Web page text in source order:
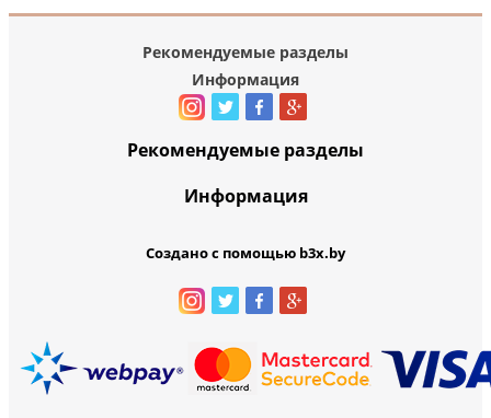
Рекомендуемые разделы
Информация
Рекомендуемые разделы
Информация
Создано с помощью b3x.by